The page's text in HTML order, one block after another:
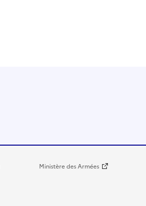
Ministère des Armées